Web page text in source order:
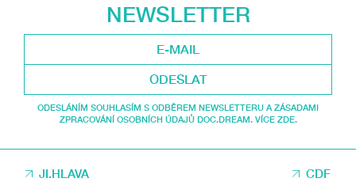
NEWSLETTER
ODESLAT
ODESLÁNÍM SOUHLASÍM S ODBĚREM NEWSLETTERU A ZÁSADAMI
ZPRACOVÁNÍ OSOBNÍCH ÚDAJŮ DOC.DREAM. VÍCE ZDE.
JI.HLAVA CDF